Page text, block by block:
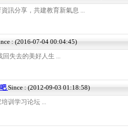
訊分享，共建教育新氣息 ...
: (2016-07-04 00:04:45)
回失去的美好人生 ...
Since : (2012-09-03 01:18:58)
训学习论坛 ...